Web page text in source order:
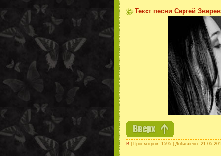
Текст песни Сергей
В | Просмотров: 1595 | Добавлено: